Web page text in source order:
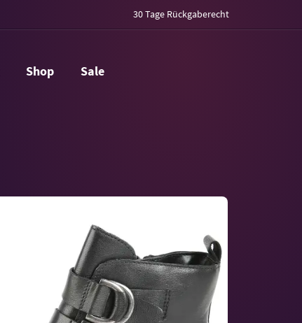
30 Tage Rückgaberecht
Shop Sale